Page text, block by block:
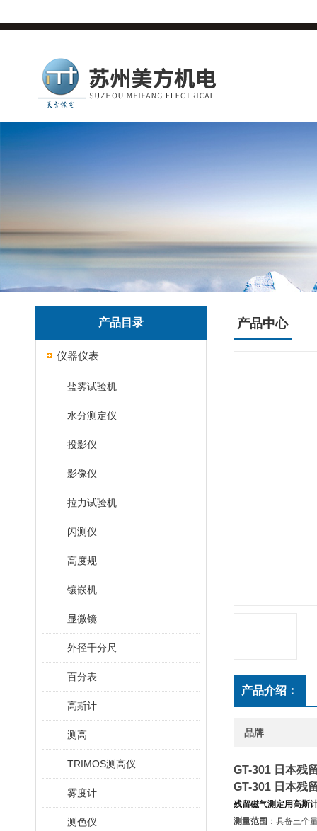
产品目录
仪器仪表
盐雾试验机
水分测定仪
投影仪
影像仪
拉力试验机
闪测仪
高度规
镶嵌机
显微镜
外径千分尺
百分表
高斯计
测高
TRIMOS测高仪
雾度计
测色仪
产品中心
产品介绍：
品牌
GT-301 日本残
GT-301 日本残
残留磁气测定用高斯
测量范围 ：具备三个